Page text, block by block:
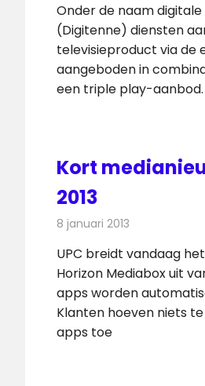
Onder de naam
(Digitenne) diensten
televisieproduct via de
aangeboden in
een triple play-aanbod.
Kort
2013
8 januari 2013
UPC breidt vandaag
Horizon Mediabox uit
apps worden
Klanten hoeven niets
apps toe